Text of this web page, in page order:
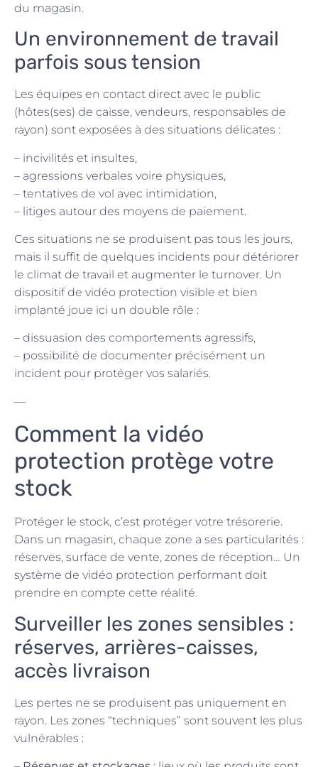
du magasin.
Un environnement de travail
parfois sous tension
Les équipes en contact direct avec le public
(hôtes(ses) de caisse, vendeurs, responsables de
rayon) sont exposées à des situations délicates :
– incivilités et insultes,
– agressions verbales voire physiques,
– tentatives de vol avec intimidation,
– litiges autour des moyens de paiement.
Ces situations ne se produisent pas tous les jours,
mais il suffit de quelques incidents pour détériorer
le climat de travail et augmenter le turnover. Un
dispositif de vidéo protection visible et bien
implanté joue ici un double rôle :
– dissuasion des comportements agressifs,
– possibilité de documenter précisément un
incident pour protéger vos salariés.
—
Comment la vidéo
protection protège votre
stock
Protéger le stock, c’est protéger votre trésorerie.
Dans un magasin, chaque zone a ses particularités :
réserves, surface de vente, zones de réception… Un
système de vidéo protection performant doit
prendre en compte cette réalité.
Surveiller les zones sensibles :
réserves, arrières-caisses,
accès livraison
Les pertes ne se produisent pas uniquement en
rayon. Les zones “techniques” sont souvent les plus
vulnérables :